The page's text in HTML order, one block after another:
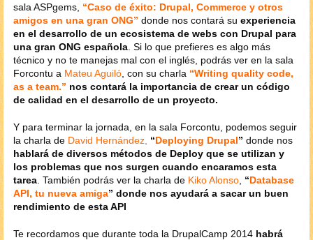
sala ASPgems, “Caso de éxito: Drupal, Commerce y otros
amigos en una gran ONG” donde nos contará su experiencia
en el desarrollo de un ecosistema de webs con Drupal para
una gran ONG española . Si lo que prefieres es algo más
técnico y no te manejas mal con el inglés, podrás ver en la sala
Forcontu a Mateu Aguiló , con su charla “Writing quality code,
as a team.” nos contará la importancia de crear un código
de calidad en el desarrollo de un proyecto.
Y para terminar la jornada, en la sala Forcontu, podemos seguir
la charla de David Hernández, “Deploying Drupal” donde nos
hablará de diversos métodos de Deploy que se utilizan y
los problemas que nos surgen cuando encaramos esta
tarea . También podrás ver la charla de Kiko Alonso “Database
API, tu nueva amiga” donde nos ayudará a sacar un buen
rendimiento de esta API
Te recordamos que durante toda la DrupalCamp 2014 habrá